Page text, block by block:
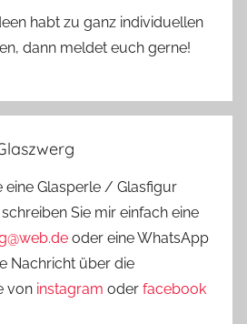
habt zu ganz individuellen
dann meldet euch gerne!
eine Glasperle / Glasfigur
Sie mir einfach eine
oder eine WhatsApp
Nachricht über die
von instagram oder facebook